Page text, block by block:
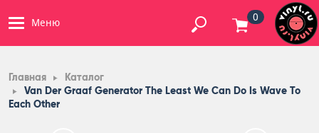
Меню 0
Главная
Каталог
Van Der Graaf Generator The Least We Can Do Is Wave To
Each Other